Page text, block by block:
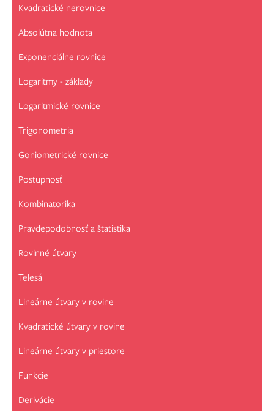
Kvadratické nerovnice
Absolútna hodnota
Exponenciálne rovnice
Logaritmy - základy
Logaritmické rovnice
Trigonometria
Goniometrické rovnice
Postupnosť
Kombinatorika
Pravdepodobnosť a štatistika
Rovinné útvary
Telesá
Lineárne útvary v rovine
Kvadratické útvary v rovine
Lineárne útvary v priestore
Funkcie
Derivácie